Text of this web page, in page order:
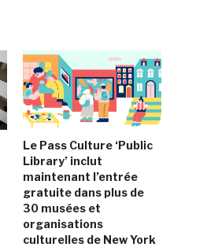
Le Pass Culture ‘Public
Library’ inclut
maintenant l’entrée
gratuite dans plus de
30 musées et
organisations
culturelles de New York